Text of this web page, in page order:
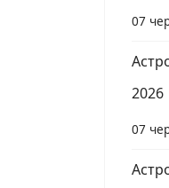
07
2026
07